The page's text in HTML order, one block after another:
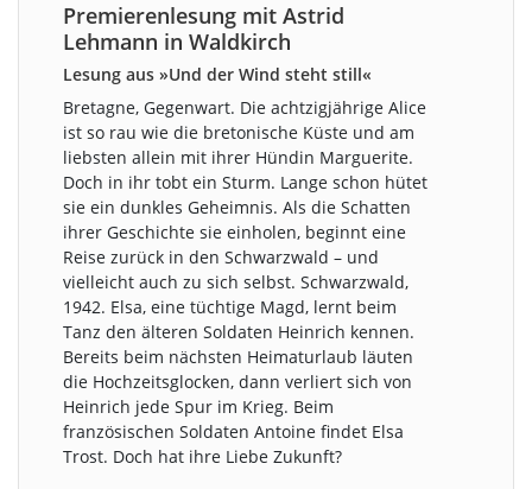
Premierenlesung mit Astrid
Lehmann in Waldkirch
Lesung aus »Und der Wind steht still«
Bretagne, Gegenwart. Die achtzigjährige Alice
ist so rau wie die bretonische Küste und am
liebsten allein mit ihrer Hündin Marguerite.
Doch in ihr tobt ein Sturm. Lange schon hütet
sie ein dunkles Geheimnis. Als die Schatten
ihrer Geschichte sie einholen, beginnt eine
Reise zurück in den Schwarzwald – und
vielleicht auch zu sich selbst. Schwarzwald,
1942. Elsa, eine tüchtige Magd, lernt beim
Tanz den älteren Soldaten Heinrich kennen.
Bereits beim nächsten Heimaturlaub läuten
die Hochzeitsglocken, dann verliert sich von
Heinrich jede Spur im Krieg. Beim
französischen Soldaten Antoine findet Elsa
Trost. Doch hat ihre Liebe Zukunft?